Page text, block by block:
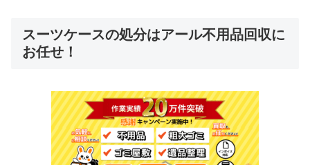
スーツケースの処分はアール不用品回収に
お任せ！